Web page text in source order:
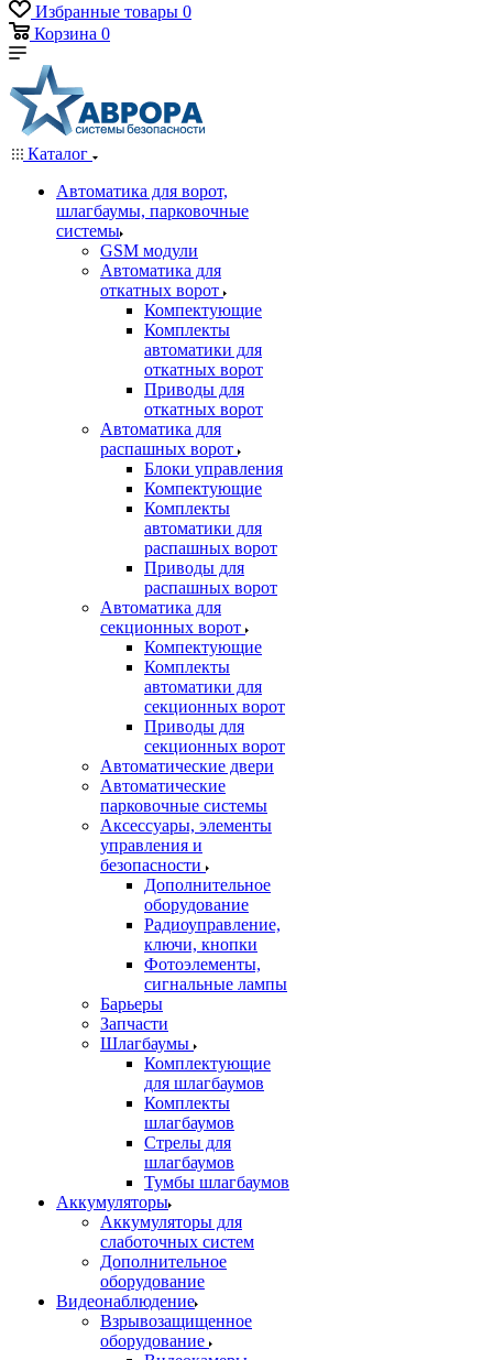
Избранные товары 0
Корзина 0
Каталог
Автоматика для ворот,
шлагбаумы, парковочные
системы
GSM модули
Автоматика для
откатных ворот
Компектующие
Комплекты
автоматики для
откатных ворот
Приводы для
откатных ворот
Автоматика для
распашных ворот
Блоки управления
Компектующие
Комплекты
автоматики для
распашных ворот
Приводы для
распашных ворот
Автоматика для
секционных ворот
Компектующие
Комплекты
автоматики для
секционных ворот
Приводы для
секционных ворот
Автоматические двери
Автоматические
парковочные системы
Аксессуары, элементы
управления и
безопасности
Дополнительное
оборудование
Радиоуправление,
ключи, кнопки
Фотоэлементы,
сигнальные лампы
Барьеры
Запчасти
Шлагбаумы
Комплектующие
для шлагбаумов
Комплекты
шлагбаумов
Стрелы для
шлагбаумов
Тумбы шлагбаумов
Аккумуляторы
Аккумуляторы для
слаботочных систем
Дополнительное
оборудование
Видеонаблюдение
Взрывозащищенное
оборудование